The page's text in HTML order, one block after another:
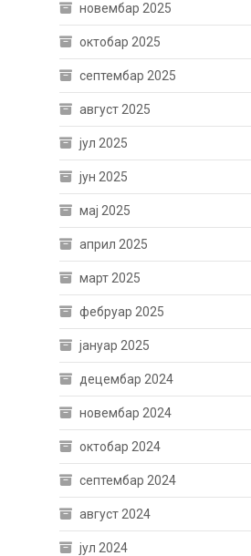
новембар 2025
октобар 2025
септембар 2025
август 2025
јул 2025
јун 2025
мај 2025
април 2025
март 2025
фебруар 2025
јануар 2025
децембар 2024
новембар 2024
октобар 2024
септембар 2024
август 2024
јул 2024